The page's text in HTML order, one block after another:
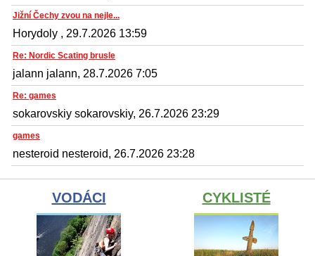
Jižní Čechy zvou na nejle...
Horydoly , 29.7.2026 13:59
Re: Nordic Scating brusle
jalann jalann, 28.7.2026 7:05
Re: games
sokarovskiy sokarovskiy, 26.7.2026 23:29
games
nesteroid nesteroid, 26.7.2026 23:28
VODÁCI CYKLISTÉ